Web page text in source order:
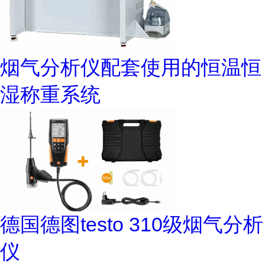
烟气分析仪配套使用的恒温恒
湿称重系统
德国德图testo 310级烟气分析
仪